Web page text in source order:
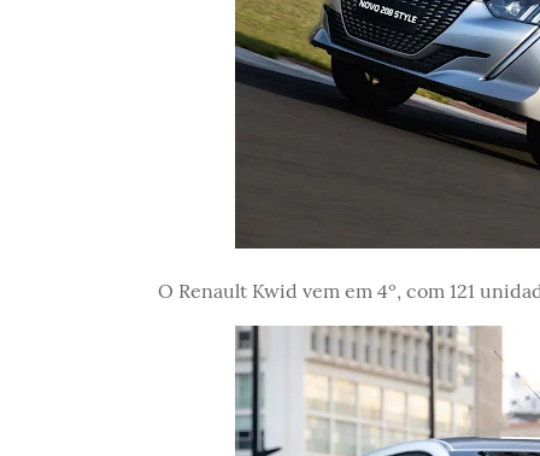
O Renault Kwid vem em 4º, com 121